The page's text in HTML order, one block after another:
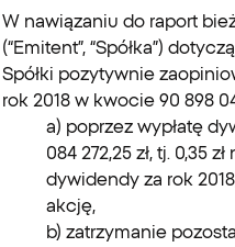
W nawiązaniu do raport
(“Emitent”, “Spółka”)
Spółki pozytywnie
rok 2018 w kwocie 90 898
a) poprzez wypłatę
084 272,25 zł, tj. 0,35
dywidendy za rok
akcję,
b) zatrzymanie